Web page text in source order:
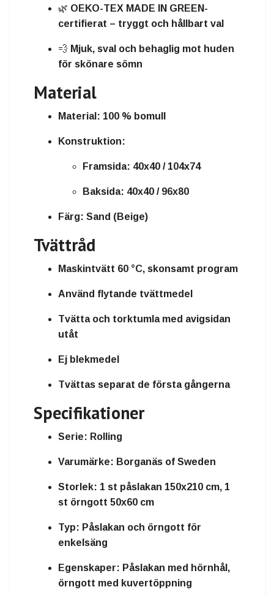
🌿 OEKO-TEX MADE IN GREEN-
certifierat – tryggt och hållbart val
💨 Mjuk, sval och behaglig mot huden
för skönare sömn
Material
Material: 100 % bomull
Konstruktion:
Framsida: 40x40 / 104x74
Baksida: 40x40 / 96x80
Färg: Sand (Beige)
Tvättråd
Maskintvätt 60 °C, skonsamt program
Använd flytande tvättmedel
Tvätta och torktumla med avigsidan
utåt
Ej blekmedel
Tvättas separat de första gångerna
Specifikationer
Serie: Rolling
Varumärke: Borganäs of Sweden
Storlek: 1 st påslakan 150x210 cm, 1
st örngott 50x60 cm
Typ: Påslakan och örngott för
enkelsäng
Egenskaper: Påslakan med hörnhål,
örngott med kuvertöppning